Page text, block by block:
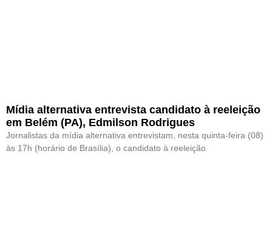
Mídia alternativa entrevista candidato à reeleição
em Belém (PA), Edmilson Rodrigues
Jornalistas da mídia alternativa entrevistam, nesta quinta-feira (08)
às 17h (horário de Brasília), o candidato à reeleição